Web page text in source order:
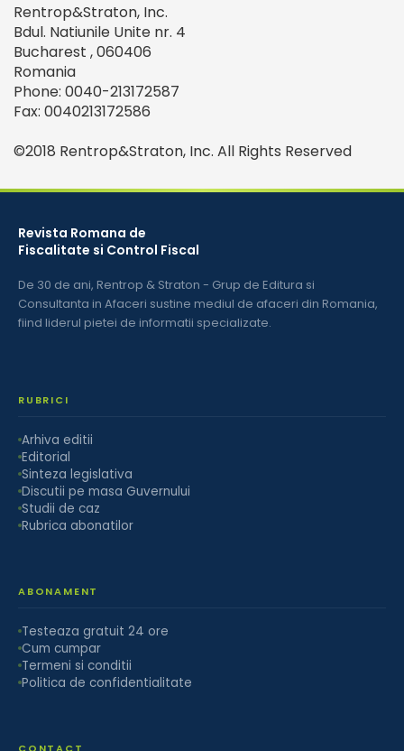
Rentrop&Straton, Inc.
Bdul. Natiunile Unite nr. 4
Bucharest , 060406
Romania
Phone: 0040-213172587
Fax: 0040213172586
©2018 Rentrop&Straton, Inc. All Rights Reserved
Revista Romana de
Fiscalitate si Control Fiscal
De 30 de ani, Rentrop & Straton - Grup de Editura si
Consultanta in Afaceri sustine mediul de afaceri din Romania,
fiind liderul pietei de informatii specializate.
RUBRICI
Arhiva editii
Editorial
Sinteza legislativa
Discutii pe masa Guvernului
Studii de caz
Rubrica abonatilor
ABONAMENT
Testeaza gratuit 24 ore
Cum cumpar
Termeni si conditii
Politica de confidentialitate
CONTACT